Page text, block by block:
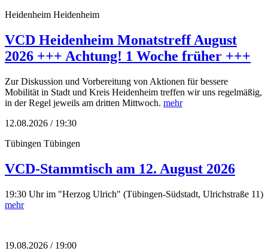
Heidenheim Heidenheim
VCD Heidenheim Monatstreff August
2026 +++ Achtung! 1 Woche früher +++
Zur Diskussion und Vorbereitung von Aktionen für bessere
Mobilität in Stadt und Kreis Heidenheim treffen wir uns regelmäßig,
in der Regel jeweils am dritten Mittwoch. mehr
12.08.2026 / 19:30
Tübingen Tübingen
VCD-Stammtisch am 12. August 2026
19:30 Uhr im "Herzog Ulrich" (Tübingen-Südstadt, Ulrichstraße 11)
mehr
19.08.2026 / 19:00